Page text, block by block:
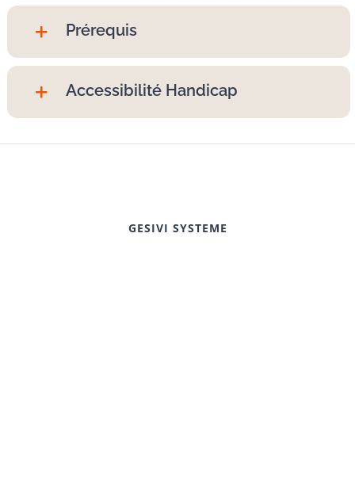
Prérequis
Accessibilité Handicap
GESIVI SYSTEME